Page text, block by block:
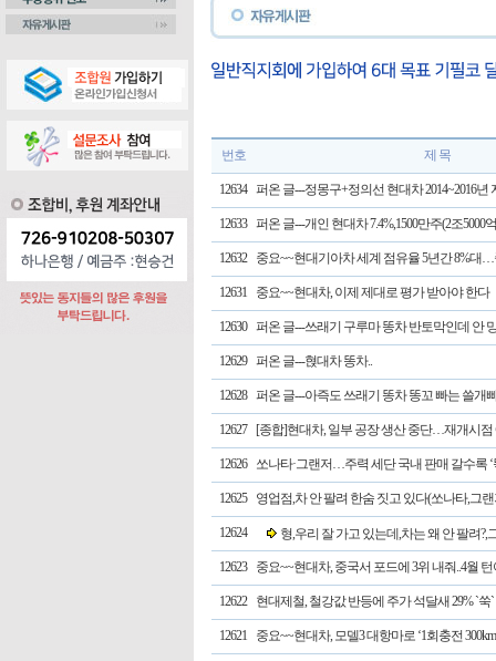
번호 제 목
12634 퍼온 글---정몽구+정의선 현대차 2014~2016년
12633 퍼온 글---개인 현대차 7.4%,1500만주(2조5000
12632 중요~~현대기아차 세계 점유율 5년간 8%대…
12631 중요~~현대차, 이제 제대로 평가 받아야 한다
12630 퍼온 글---쓰래기 구루마 똥차 반토막인데 안
12629 퍼온 글---혅대차 똥차..
12628 퍼온 글---아즉도 쓰래기 똥차 똥꼬 빠는 쓸개
12627 [종합]현대차, 일부 공장 생산 중단…재개시점
12626 쏘나타·그랜저…주력 세단 국내 판매 갈수록 ‘
12625 영업점,차 안 팔려 한숨 짓고 있다(쏘나타,그랜
12624 형,우리 잘 가고 있는데,차는 왜 안 팔려?,
12623 중요~~현대차, 중국서 포드에 3위 내줘..4월
12622 현대제철, 철강값 반등에 주가 석달새 29% `쑥`
12621 중요~~현대차, 모델3 대항마로 ‘1회충전